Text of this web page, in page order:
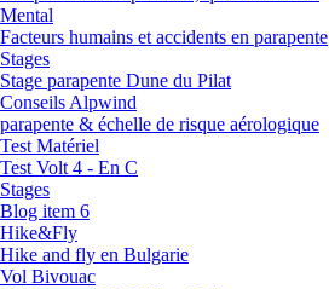
Mental
Facteurs humains et accidents en parapente
Stages
Stage parapente Dune du Pilat
Conseils Alpwind
parapente & échelle de risque aérologique
Test Matériel
Test Volt 4 - En C
Stages
Blog item 6
Hike&Fly
Hike and fly en Bulgarie
Vol Bivouac